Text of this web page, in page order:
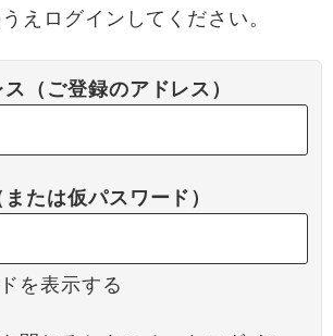
えログインしてください。
（ご登録のアドレス）
たは仮パスワード）
を表示する